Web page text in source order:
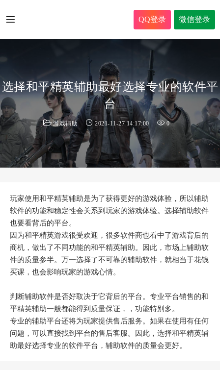
QQ登录 微信登录
选择和平精英辅助最好选择专业的软件平
台
游戏辅助 2021-11-27 14:17:00 0
玩家使用和平精英辅助是为了获得更好的游戏体验，所以辅助
软件的功能和稳定性会关系到玩家的游戏体验。选择辅助软件
也要看背后的平台。
因为和平精英游戏很受欢迎，很多软件商也看中了游戏背后的
商机，做出了不同功能的和平精英辅助。因此，市场上辅助软
件的质量参半。万一选择了不可靠的辅助软件，就相当于花钱
买课，也会影响玩家的游戏心情。
判断辅助软件是否好取决于它背后的平台。专业平台销售的和
平精英辅助一般都能得到质量保证，，功能特别多。
专业的辅助平台还将为玩家提供售后服务。如果在使用有任何
问题，可以直接找到平台的售后客服。因此，选择和平精英辅
助最好选择专业的软件平台，辅助软件的质量会更好。